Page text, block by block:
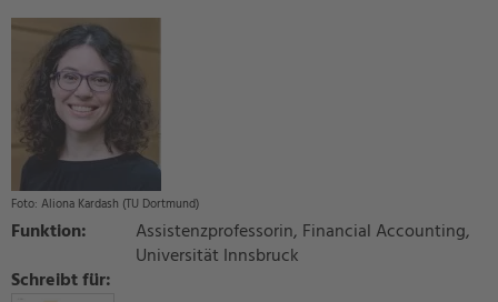
Aliona Kardash (TU Dortmund)
Funktion:
Assistenzprofessorin, Financial Accounting,
Universität Innsbruck
Schreibt für: